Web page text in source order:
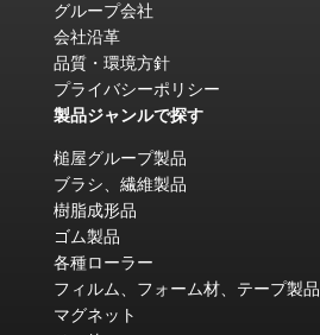
グループ会社
会社沿革
品質・環境方針
プライバシーポリシー
製品ジャンルで探す
槌屋グループ製品
ブラシ、繊維製品
樹脂成形品
ゴム製品
各種ローラー
フィルム、フォーム材、テープ製品
マグネット